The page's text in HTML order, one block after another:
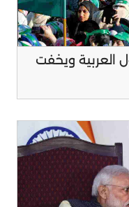
العربية ويخفت